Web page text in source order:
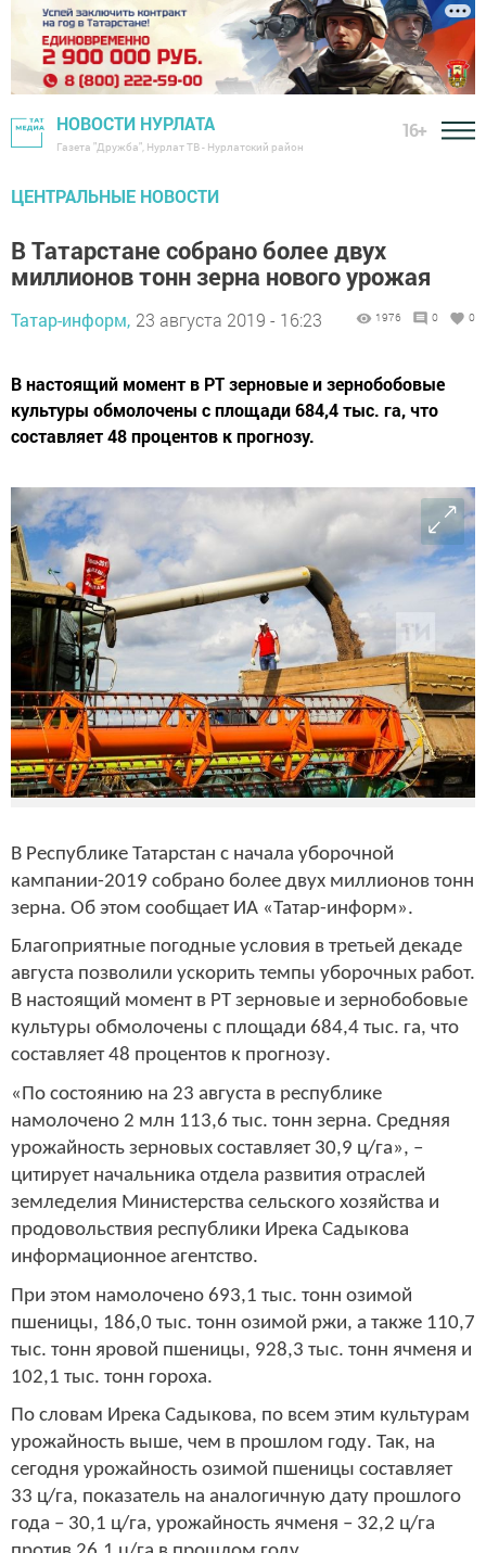
НОВОСТИ НУРЛАТА
Газета "Дружба", Нурлат ТВ - Нурлатский район
16+
ЦЕНТРАЛЬНЫЕ НОВОСТИ
В Татарстане собрано более двух
миллионов тонн зерна нового урожая
Татар-информ, 23 августа 2019 - 16:23 1976 0 0
В настоящий момент в РТ зерновые и зернобобовые
культуры обмолочены с площади 684,4 тыс. га, что
составляет 48 процентов к прогнозу.
В Республике Татарстан с начала уборочной
кампании-2019 собрано более двух миллионов тонн
зерна. Об этом сообщает ИА «Татар-информ».
Благоприятные погодные условия в третьей декаде
августа позволили ускорить темпы уборочных работ.
В настоящий момент в РТ зерновые и зернобобовые
культуры обмолочены с площади 684,4 тыс. га, что
составляет 48 процентов к прогнозу.
«По состоянию на 23 августа в республике
намолочено 2 млн 113,6 тыс. тонн зерна. Средняя
урожайность зерновых составляет 30,9 ц/га», –
цитирует начальника отдела развития отраслей
земледелия Министерства сельского хозяйства и
продовольствия республики Ирека Садыкова
информационное агентство.
При этом намолочено 693,1 тыс. тонн озимой
пшеницы, 186,0 тыс. тонн озимой ржи, а также 110,7
тыс. тонн яровой пшеницы, 928,3 тыс. тонн ячменя и
102,1 тыс. тонн гороха.
По словам Ирека Садыкова, по всем этим культурам
урожайность выше, чем в прошлом году. Так, на
сегодня урожайность озимой пшеницы составляет
33 ц/га, показатель на аналогичную дату прошлого
года – 30,1 ц/га, урожайность ячменя – 32,2 ц/га